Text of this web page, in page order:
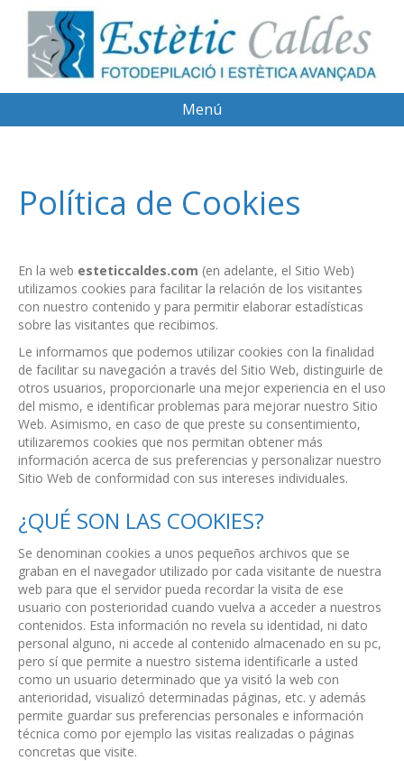
Menú
Política de Cookies
En la web esteticcaldes.com (en adelante, el Sitio Web)
utilizamos cookies para facilitar la relación de los visitantes
con nuestro contenido y para permitir elaborar estadísticas
sobre las visitantes que recibimos.
Le informamos que podemos utilizar cookies con la finalidad
de facilitar su navegación a través del Sitio Web, distinguirle de
otros usuarios, proporcionarle una mejor experiencia en el uso
del mismo, e identificar problemas para mejorar nuestro Sitio
Web. Asimismo, en caso de que preste su consentimiento,
utilizaremos cookies que nos permitan obtener más
información acerca de sus preferencias y personalizar nuestro
Sitio Web de conformidad con sus intereses individuales.
¿QUÉ SON LAS COOKIES?
Se denominan cookies a unos pequeños archivos que se
graban en el navegador utilizado por cada visitante de nuestra
web para que el servidor pueda recordar la visita de ese
usuario con posterioridad cuando vuelva a acceder a nuestros
contenidos. Esta información no revela su identidad, ni dato
personal alguno, ni accede al contenido almacenado en su pc,
pero sí que permite a nuestro sistema identificarle a usted
como un usuario determinado que ya visitó la web con
anterioridad, visualizó determinadas páginas, etc. y además
permite guardar sus preferencias personales e información
técnica como por ejemplo las visitas realizadas o páginas
concretas que visite.